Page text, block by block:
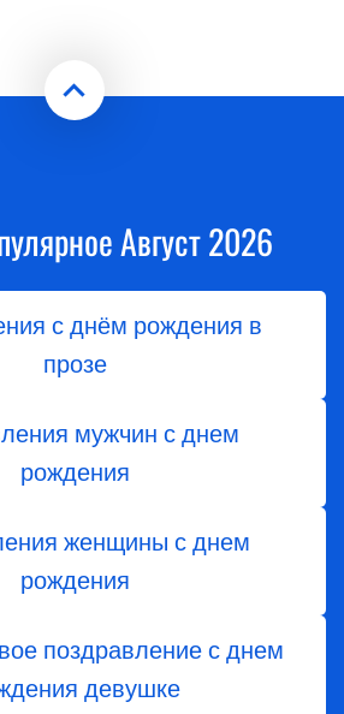
Август 2026
с днём рождения в
прозе
мужчин с днем
рождения
женщины с днем
рождения
поздравление с днем
девушке